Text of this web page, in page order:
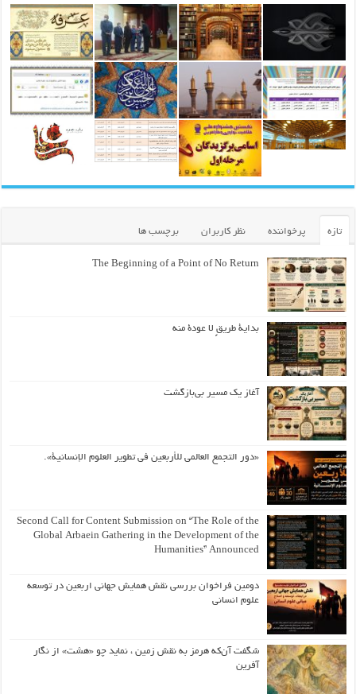
تازه پرخواننده نظر کاربران برچسب ها
The Beginning of a Point of No Return
بداية طريقٍ لا عودة منه
آغاز یک مسیر بی‌بازگشت
«دور التجمع العالمي للأربعين في تطوير العلوم الإنسانية».
Second Call for Content Submission on “The Role of the
Global Arbaein Gathering in the Development of the
Humanities” Announced
دومین فراخوان بررسی نقش همایش جهانی اربعین در توسعه
علوم انسانی
شگفت آن‌که هرمز به نقش زمین ، نماید چو «هشت» از نگار
آفرین